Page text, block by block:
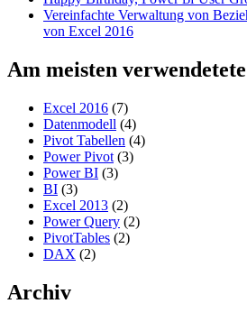
Vereinfachte Verwaltung von
von Excel 2016
Am meisten
Excel 2016 (7)
Datenmodell (4)
Pivot Tabellen (4)
Power Pivot (3)
Power BI (3)
BI (3)
Excel 2013 (2)
Power Query (2)
PivotTables (2)
DAX (2)
Archiv